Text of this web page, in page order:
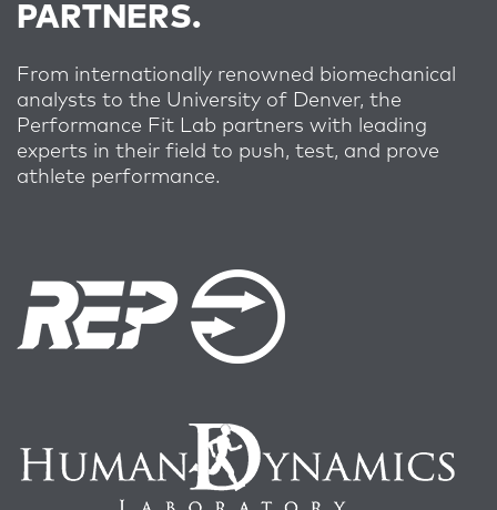
PARTNERS.
From internationally renowned biomechanical
analysts to the University of Denver, the
Performance Fit Lab partners with leading
experts in their field to push, test, and prove
athlete performance.